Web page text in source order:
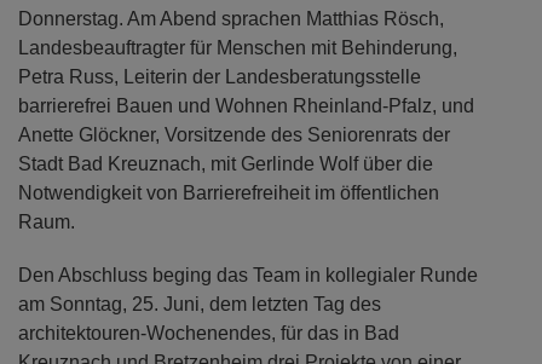
Donnerstag. Am Abend sprachen Matthias Rösch,
Landesbeauftragter für Menschen mit Behinderung,
Petra Russ, Leiterin der Landesberatungsstelle
barrierefrei Bauen und Wohnen Rheinland-Pfalz, und
Anette Glöckner, Vorsitzende des Seniorenrats der
Stadt Bad Kreuznach, mit Gerlinde Wolf über die
Notwendigkeit von Barrierefreiheit im öffentlichen
Raum.
Den Abschluss beging das Team in kollegialer Runde
am Sonntag, 25. Juni, dem letzten Tag des
architektouren-Wochenendes, für das in Bad